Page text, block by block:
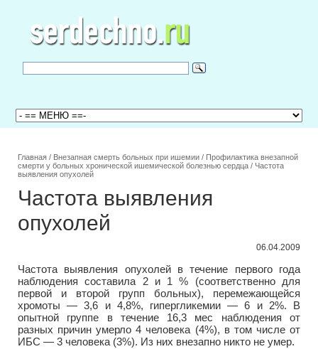
Главная / Внезапная смерть больных при ишемии / Профилактика внезапной
смерти у больных хронической ишемической болезнью сердца / Частота
выявления опухолей
Частота выявления
опухолей
06.04.2009
Частота выявления опухолей в течение первого года
наблюдения составила 2 и 1 % (соответственно для
первой и второй групп больных), перемежающейся
хромоты — 3,6 и 4,8%, гипергликемии — 6 и 2%. В
опытной группе в течение 16,3 мес наблюдения от
разных причин умерло 4 человека (4%), в том числе от
ИБС — 3 человека (3%). Из них внезапно никто не умер.